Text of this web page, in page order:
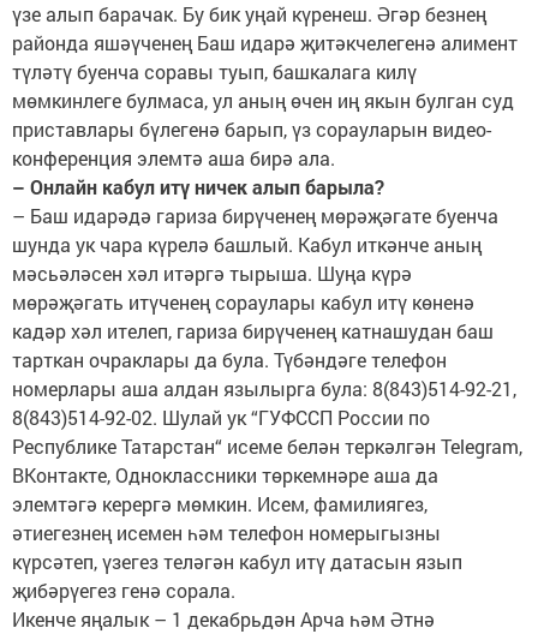
үзе алып барачак. Бу бик уңай күренеш. Әгәр безнең
районда яшәүченең Баш идарә җитәкчелегенә алимент
түләтү буенча соравы туып, башкалага килү
мөмкинлеге булмаса, ул аның өчен иң якын булган суд
приставлары бүлегенә барып, үз сорауларын видео-
конференция элемтә аша бирә ала.
– Онлайн кабул итү ничек алып барыла?
– Баш идарәдә гариза бирүченең мөрәҗәгате буенча
шунда ук чара күрелә башлый. Кабул иткәнче аның
мәсьәләсен хәл итәргә тырыша. Шуңа күрә
мөрәҗәгать итүченең сораулары кабул итү көненә
кадәр хәл ителеп, гариза бирүченең катнашудан баш
тарткан очраклары да була. Түбәндәге телефон
номерлары аша алдан язылырга була: 8(843)514-92-21,
8(843)514-92-02. Шулай ук “ГУФССП России по
Республике Татарстан“ исеме белән теркәлгән Telegram,
ВКонтакте, Одноклассники төркемнәре аша да
элемтәгә керергә мөмкин. Исем, фамилиягез,
әтиегезнең исемен һәм телефон номерыгызны
күрсәтеп, үзегез теләгән кабул итү датасын язып
җибәрүегез генә сорала.
Икенче яңалык – 1 декабрьдән Арча һәм Әтнә